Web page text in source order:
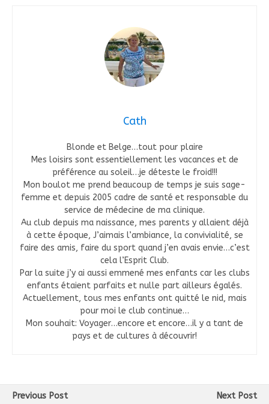
Cath
Blonde et Belge…tout pour plaire
Mes loisirs sont essentiellement les vacances et de
préférence au soleil…je déteste le froid!!!
Mon boulot me prend beaucoup de temps je suis sage-
femme et depuis 2005 cadre de santé et responsable du
service de médecine de ma clinique.
Au club depuis ma naissance, mes parents y allaient déjà
à cette époque, J’aimais l’ambiance, la convivialité, se
faire des amis, faire du sport quand j’en avais envie…c’est
cela l’Esprit Club.
Par la suite j’y ai aussi emmené mes enfants car les clubs
enfants étaient parfaits et nulle part ailleurs égalés.
Actuellement, tous mes enfants ont quitté le nid, mais
pour moi le club continue…
Mon souhait: Voyager…encore et encore…il y a tant de
pays et de cultures à découvrir!
Previous Post
Next Post